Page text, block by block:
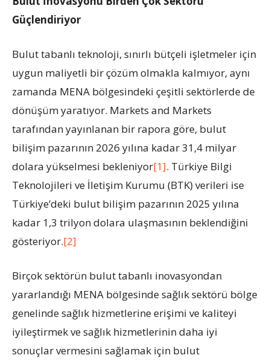
Güçlendiriyor
Bulut tabanlı teknoloji, sınırlı bütçeli işletmeler için
uygun maliyetli bir çözüm olmakla kalmıyor, aynı
zamanda MENA bölgesindeki çeşitli sektörlerde de
dönüşüm yaratıyor. Markets and Markets
tarafından yayınlanan bir rapora göre, bulut
bilişim pazarının 2026 yılına kadar 31,4 milyar
dolara yükselmesi bekleniyor[1]. Türkiye Bilgi
Teknolojileri ve İletişim Kurumu (BTK) verileri ise
Türkiye’deki bulut bilişim pazarının 2025 yılına
kadar 1,3 trilyon dolara ulaşmasının beklendiğini
gösteriyor.[2]
Birçok sektörün bulut tabanlı inovasyondan
yararlandığı MENA bölgesinde sağlık sektörü bölge
genelinde sağlık hizmetlerine erişimi ve kaliteyi
iyileştirmek ve sağlık hizmetlerinin daha iyi
sonuçlar vermesini sağlamak için bulut